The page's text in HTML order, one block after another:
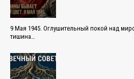
9 Мая 1945. Оглушительный покой над
тишина…